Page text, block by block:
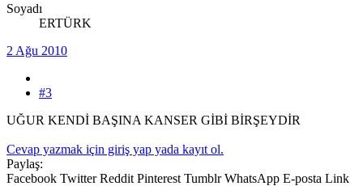
Soyadı
ERTÜRK
2 Ağu 2010
#3
UĞUR KENDİ BAŞINA KANSER GİBİ BİRŞEYDİR
Cevap yazmak için giriş yap yada kayıt ol.
Paylaş:
Facebook Twitter Reddit Pinterest Tumblr WhatsApp E-posta Link